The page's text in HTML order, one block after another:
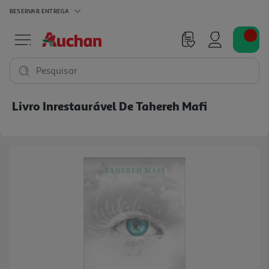
RESERVAR ENTREGA
Pesquisar
Livro Inrestaurável De Tahereh Mafi